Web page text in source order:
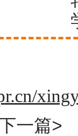
一篇>